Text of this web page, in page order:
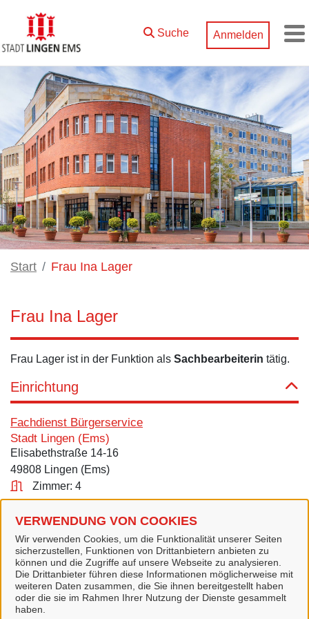
跳转到主内容
VERWENDUNG VON COOKIES
Wir verwenden Cookies, um die Funktionalität unserer Seiten
sicherzustellen, Funktionen von Drittanbietern anbieten zu
können und die Zugriffe auf unsere Webseite zu analysieren.
Die Drittanbieter führen diese Informationen möglicherweise mit
weiteren Daten zusammen, die Sie ihnen bereitgestellt haben
oder die sie im Rahmen Ihrer Nutzung der Dienste gesammelt
haben.
Suche Anmelden
Start Frau Ina Lager
Frau Ina Lager
Frau Lager ist in der Funktion als Sachbearbeiterin tätig.
Einrichtung
Fachdienst Bürgerservice
Stadt Lingen (Ems)
Elisabethstraße 14-16
49808 Lingen (Ems)
Zimmer: 4
Kontakt
Tel.:0591 9144-342
E-Mail: i.lager@lingen.de
Dienstleistungen